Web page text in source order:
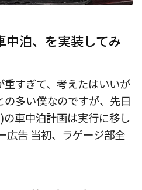
泊、を実装してみ
すぎて、考えたはいいが
多い僕なのですが、先日
車中泊計画は実行に移し
広告 当初、ラゲージ部全